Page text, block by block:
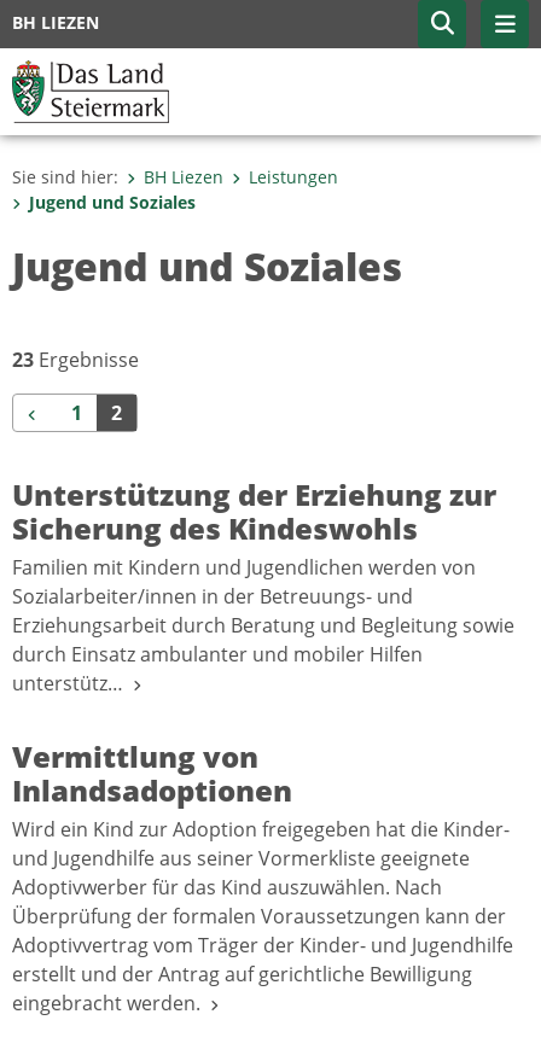
BH LIEZEN
Sie sind hier: BH Liezen
Leistungen
Jugend und Soziales
Jugend und Soziales
23 Ergebnisse
Zurück
1 2
Unterstützung der Erziehung zur
Sicherung des Kindeswohls
Familien mit Kindern und Jugendlichen werden von
Sozialarbeiter/innen in der Betreuungs- und
Erziehungsarbeit durch Beratung und Begleitung sowie
durch Einsatz ambulanter und mobiler Hilfen
unterstütz…
Vermittlung von
Inlandsadoptionen
Wird ein Kind zur Adoption freigegeben hat die Kinder-
und Jugendhilfe aus seiner Vormerkliste geeignete
Adoptivwerber für das Kind auszuwählen. Nach
Überprüfung der formalen Voraussetzungen kann der
Adoptivvertrag vom Träger der Kinder- und Jugendhilfe
erstellt und der Antrag auf gerichtliche Bewilligung
eingebracht werden.